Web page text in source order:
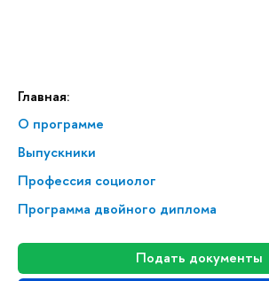
Главная:
О программе
Выпускники
Профессия социолог
Программа двойного диплома
Подать документы